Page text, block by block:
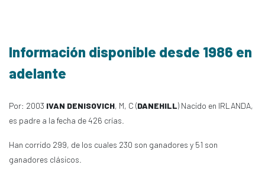
Información disponible desde 1986 en
adelante
Por: 2003 IVAN DENISOVICH, M, C (DANEHILL) Nacido en IRLANDA,
es padre a la fecha de 426 crías.
Han corrido 299, de los cuales 230 son ganadores y 51 son
ganadores clásicos.